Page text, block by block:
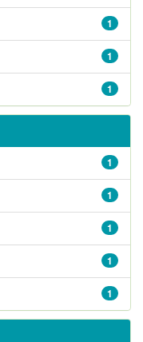
1
1
1
1
1
1
1
1